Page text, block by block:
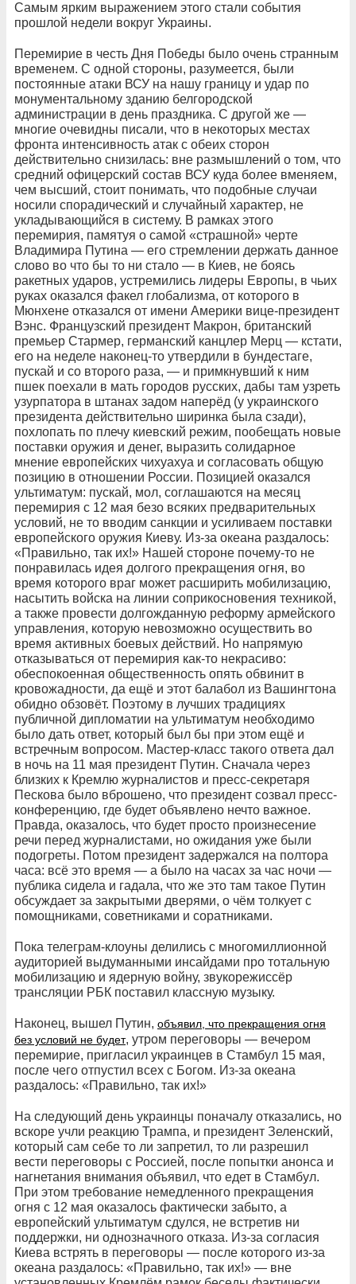
Самым ярким выражением этого стали события
прошлой недели вокруг Украины.
Перемирие в честь Дня Победы было очень странным
временем. С одной стороны, разумеется, были
постоянные атаки ВСУ на нашу границу и удар по
монументальному зданию белгородской
администрации в день праздника. С другой же —
многие очевидны писали, что в некоторых местах
фронта интенсивность атак с обеих сторон
действительно снизилась: вне размышлений о том, что
средний офицерский состав ВСУ куда более вменяем,
чем высший, стоит понимать, что подобные случаи
носили спорадический и случайный характер, не
укладывающийся в систему. В рамках этого
перемирия, памятуя о самой «страшной» черте
Владимира Путина — его стремлении держать данное
слово во что бы то ни стало — в Киев, не боясь
ракетных ударов, устремились лидеры Европы, в чьих
руках оказался факел глобализма, от которого в
Мюнхене отказался от имени Америки вице-президент
Вэнс. Французский президент Макрон, британский
премьер Стармер, германский канцлер Мерц — кстати,
его на неделе наконец-то утвердили в бундестаге,
пускай и со второго раза, — и примкнувший к ним
пшек поехали в мать городов русских, дабы там узреть
узурпатора в штанах задом наперёд (у украинского
президента действительно ширинка была сзади),
похлопать по плечу киевский режим, пообещать новые
поставки оружия и денег, выразить солидарное
мнение европейских чихуахуа и согласовать общую
позицию в отношении России. Позицией оказался
ультиматум: пускай, мол, соглашаются на месяц
перемирия с 12 мая безо всяких предварительных
условий, не то вводим санкции и усиливаем поставки
европейского оружия Киеву. Из-за океана раздалось:
«Правильно, так их!» Нашей стороне почему-то не
понравилась идея долгого прекращения огня, во
время которого враг может расширить мобилизацию,
насытить войска на линии соприкосновения техникой,
а также провести долгожданную реформу армейского
управления, которую невозможно осуществить во
время активных боевых действий. Но напрямую
отказываться от перемирия как-то некрасиво:
обеспокоенная общественность опять обвинит в
кровожадности, да ещё и этот балабол из Вашингтона
обидно обзовёт. Поэтому в лучших традициях
публичной дипломатии на ультиматум необходимо
было дать ответ, который был бы при этом ещё и
встречным вопросом. Мастер-класс такого ответа дал
в ночь на 11 мая президент Путин. Сначала через
близких к Кремлю журналистов и пресс-секретаря
Пескова было вброшено, что президент созвал пресс-
конференцию, где будет объявлено нечто важное.
Правда, оказалось, что будет просто произнесение
речи перед журналистами, но ожидания уже были
подогреты. Потом президент задержался на полтора
часа: всё это время — а было на часах за час ночи —
публика сидела и гадала, что же это там такое Путин
обсуждает за закрытыми дверями, о чём толкует с
помощниками, советниками и соратниками.
Пока телеграм-клоуны делились с многомиллионной
аудиторией выдуманными инсайдами про тотальную
мобилизацию и ядерную войну, звукорежиссёр
трансляции РБК поставил классную музыку.
Наконец, вышел Путин, объявил, что прекращения огня
без условий не будет, утром переговоры — вечером
перемирие, пригласил украинцев в Стамбул 15 мая,
после чего отпустил всех с Богом. Из-за океана
раздалось: «Правильно, так их!»
На следующий день украинцы поначалу отказались, но
вскоре учли реакцию Трампа, и президент Зеленский,
который сам себе то ли запретил, то ли разрешил
вести переговоры с Россией, после попытки анонса и
нагнетания внимания объявил, что едет в Стамбул.
При этом требование немедленного прекращения
огня с 12 мая оказалось фактически забыто, а
европейский ультиматум сдулся, не встретив ни
поддержки, ни однозначного отказа. Из-за согласия
Киева встрять в переговоры — после которого из-за
океана раздалось: «Правильно, так их!» — вне